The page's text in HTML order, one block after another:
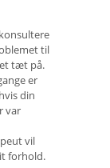
til
tæt på.
er
din
var
vil
forhold.